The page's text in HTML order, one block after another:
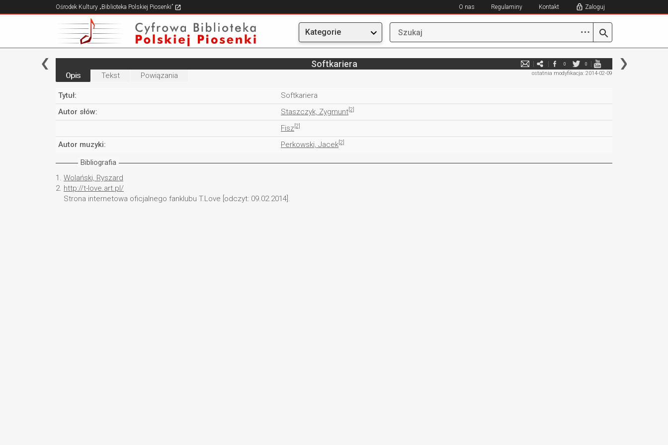
Ośrodek Kultury „Biblioteka Polskiej Piosenki” O nas Regulaminy Kontakt Zaloguj
Kategorie ⋯
Softkariera 0 0
ostatnia modyfikacja: 2014-02-09
Opis Tekst Powiązania
Tytuł:
Softkariera
Autor słów:
Staszczyk, Zygmunt [2]
Fisz [2]
Autor muzyki: Perkowski, Jacek [2]
Bibliografia
1. Wolański, Ryszard
2. http://t-love.art.pl/
Strona internetowa oficjalnego fanklubu T.Love [odczyt: 09.02.2014].